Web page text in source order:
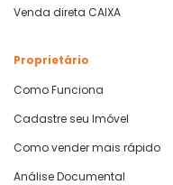
Venda direta CAIXA
Proprietário
Como Funciona
Cadastre seu Imóvel
Como vender mais rápido
Análise Documental